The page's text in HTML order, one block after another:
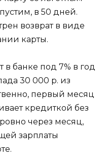
в 50 дней.
возврат в виде
карты.
в банке под 7% в год
30 000 р. из
первый месяц
кредиткой без
через месяц,
зарплаты